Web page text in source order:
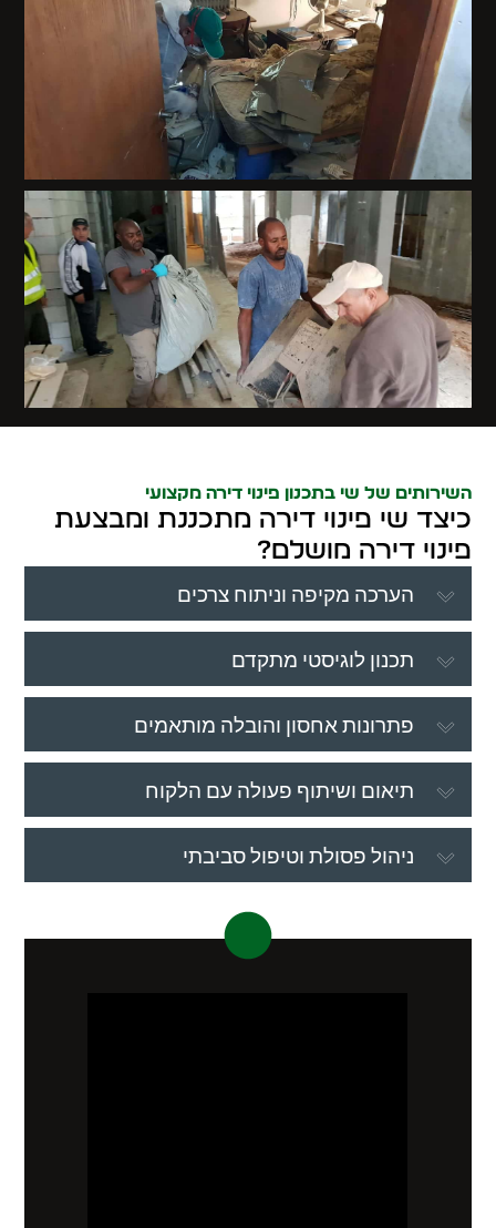
השירותים של שי בתכנון פינוי דירה מקצועי
כיצד שי פינוי דירה מתכננת ומבצעת
פינוי דירה מושלם?
הערכה מקיפה וניתוח צרכים
תכנון לוגיסטי מתקדם
פתרונות אחסון והובלה מותאמים
תיאום ושיתוף פעולה עם הלקוח
ניהול פסולת וטיפול סביבתי